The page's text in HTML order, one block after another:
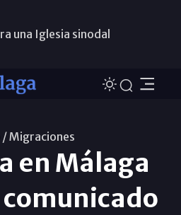
una Iglesia sinodal
/Migraciones
en Málaga